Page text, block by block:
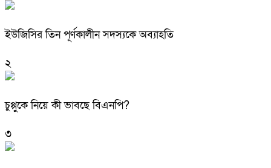
ইউজিসির তিন পূর্ণকালীন সদস্যকে অব্যাহতি
২
চুপ্পুকে নিয়ে কী ভাবছে বিএনপি?
৩